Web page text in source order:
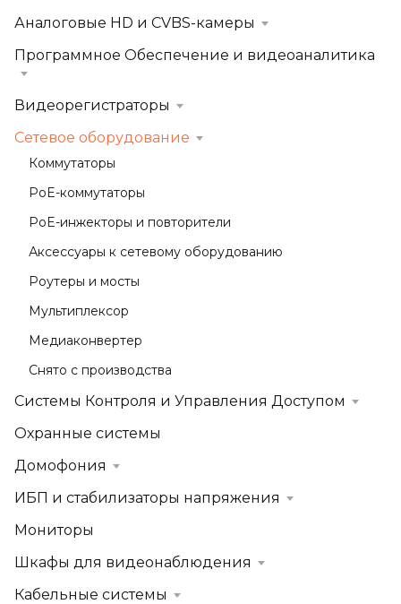
Аналоговые HD и CVBS-камеры
Программное Обеспечение и видеоаналитика
Видеорегистраторы
Сетевое оборудование
Коммутаторы
PoE-коммутаторы
PoE-инжекторы и повторители
Аксессуары к сетевому оборудованию
Роутеры и мосты
Мультиплексор
Медиаконвертер
Снято с производства
Системы Контроля и Управления Доступом
Охранные системы
Домофония
ИБП и стабилизаторы напряжения
Мониторы
Шкафы для видеонаблюдения
Кабельные системы